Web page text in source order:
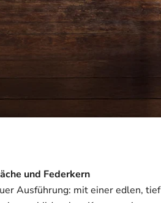
und Federkern
Ausführung: mit einer edlen, tief